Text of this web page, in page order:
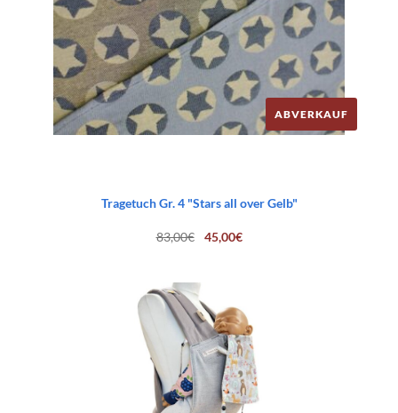
ABVERKAUF
Tragetuch Gr. 4 "Stars all over Gelb"
83,00€
Ursprünglicher
Preis
45,00€Aktueller